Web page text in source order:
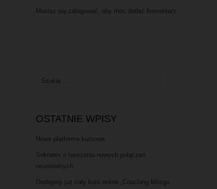
Musisz się zalogować, aby móc dodać komentarz.
OSTATNIE WPISY
Nowa platforma kursowa
Sokrates o tworzeniu nowych połączeń
neuronalnych
Dostępny już cały kurs online „Coaching Mózgu